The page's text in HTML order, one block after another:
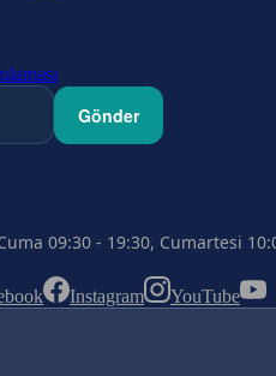
Gönder
09:30 - 19:30, Cumartesi
Instagram YouTube